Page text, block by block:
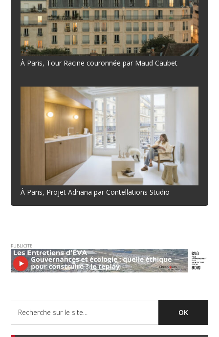
À Paris, Tour Racine couronnée par Maud Caubet
À Paris, Projet Adriana par Contellations Studio
PUBLICITE